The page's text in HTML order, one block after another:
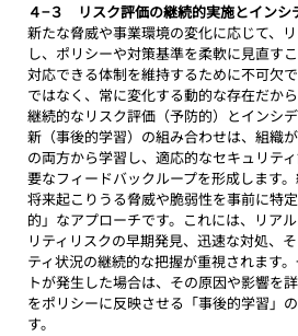
４−３　リスク評価の継続的実施とイン
新たな脅威や事業環境の変化に応じて、
し、ポリシーや対策基準を柔軟に見直す
対応できる体制を維持するために不可欠
ではなく、常に変化する動的な存在だから
継続的なリスク評価（予防的）とインシ
新（事後的学習）の組み合わせは、組織
の両方から学習し、適応的なセキュリテ
要なフィードバックループを形成します。
将来起こりうる脅威や脆弱性を事前に特
的」なアプローチです。これには、リア
リティリスクの早期発見、迅速な対処、
ティ状況の継続的な把握が重視されます
トが発生した場合は、その原因や影響を
をポリシーに反映させる「事後的学習」
す。